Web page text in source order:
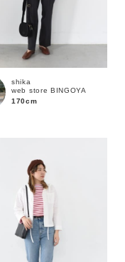
WEB限定
在庫なし含む
shika
web store BINGOYA
170cm